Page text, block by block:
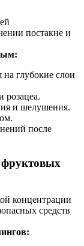
постакне и
на глубокие слои
розацеа.
и шелушения.
после
концентрации
средств